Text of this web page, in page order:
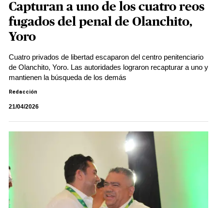
Capturan a uno de los cuatro reos
fugados del penal de Olanchito,
Yoro
Cuatro privados de libertad escaparon del centro penitenciario
de Olanchito, Yoro. Las autoridades lograron recapturar a uno y
mantienen la búsqueda de los demás
Redacción
21/04/2026